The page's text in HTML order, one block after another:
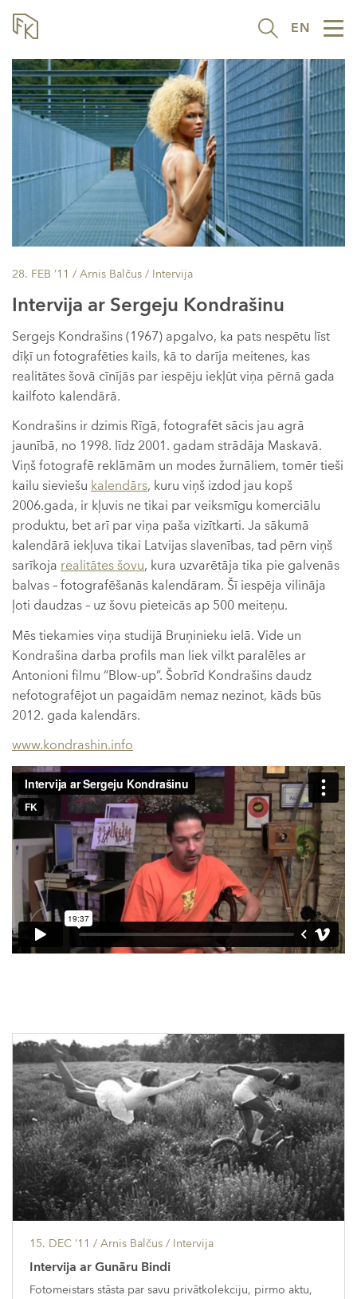
EN
28. FEB ’11 / Arnis Balčus / Intervija
Intervija ar Sergeju Kondrašinu
Sergejs Kondrašins (1967) apgalvo, ka pats nespētu līst
dīķī un fotografēties kails, kā to darīja meitenes, kas
realitātes šovā cīnījās par iespēju iekļūt viņa pērnā gada
kailfoto kalendārā.
Kondrašins ir dzimis Rīgā, fotografēt sācis jau agrā
jaunībā, no 1998. līdz 2001. gadam strādāja Maskavā.
Viņš fotografē reklāmām un modes žurnāliem, tomēr tieši
kailu sieviešu kalendārs, kuru viņš izdod jau kopš
2006.gada, ir kļuvis ne tikai par veiksmīgu komerciālu
produktu, bet arī par viņa paša vizītkarti. Ja sākumā
kalendārā iekļuva tikai Latvijas slavenības, tad pērn viņš
sarīkoja realitātes šovu, kura uzvarētāja tika pie galvenās
balvas – fotografēšanās kalendāram. Šī iespēja vilināja
ļoti daudzas – uz šovu pieteicās ap 500 meiteņu.
Mēs tiekamies viņa studijā Bruņinieku ielā. Vide un
Kondrašina darba profils man liek vilkt paralēles ar
Antonioni filmu “Blow-up”. Šobrīd Kondrašins daudz
nefotografējot un pagaidām nemaz nezinot, kāds būs
2012. gada kalendārs.
www.kondrashin.info
15. DEC ’11 / Arnis Balčus / Intervija
Intervija ar Gunāru Bindi
Fotomeistars stāsta par savu privātkolekciju, pirmo aktu,